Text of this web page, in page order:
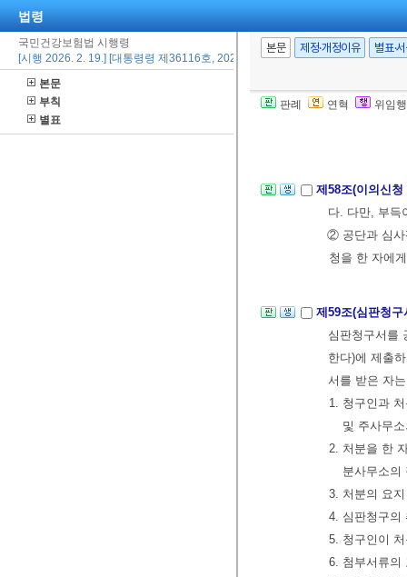
법령
국민건강보험법 시행령
[시행 2026. 2. 19.] [대통령령 제36116호, 2026. 2. 19., 일부개정]
본문
부칙
별표
본문 제정·개정이유 별표·
판례 연혁 위임
제56조(이의신
제58조(이의신
다. 다만, 부득
② 공단과 심사
청을 한 자에
제59조(심판청
심판청구서를
한다)에 제출
서를 받은 자
1. 청구인과
및 주사무
2. 처분을 한
분사무소의
3. 처분의 요
4. 심판청구의
5. 청구인이
6. 첨부서류의